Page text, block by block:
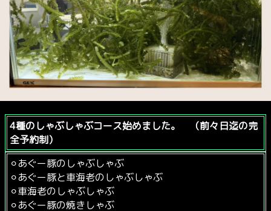
4種のしゃぶしゃぶコース始めました。 （前々日迄の完
全予約制）
⚪︎あぐー豚のしゃぶしゃぶ
⚪︎あぐー豚と車海老のしゃぶしゃぶ
⚪︎車海老のしゃぶしゃぶ
⚪︎あぐー豚の焼きしゃぶ